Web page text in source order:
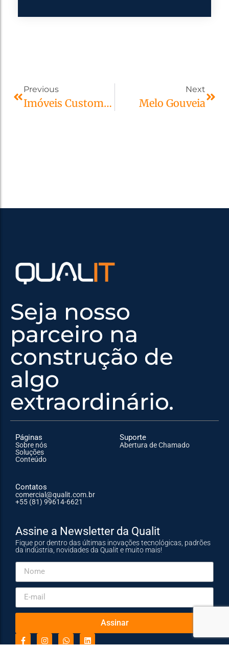
Previous
Imóveis Customizados
Next
Melo Gouveia
Seja nosso
parceiro na
construção de
algo
extraordinário.
Páginas
Sobre nós
Soluções
Conteúdo
Suporte
Abertura de Chamado
Contatos
comercial@qualit.com.br
+55 (81) 99614-6621
Assine a Newsletter da Qualit
Fique por dentro das últimas inovações tecnológicas, padrões
da indústria, novidades da Qualit e muito mais!
Assinar